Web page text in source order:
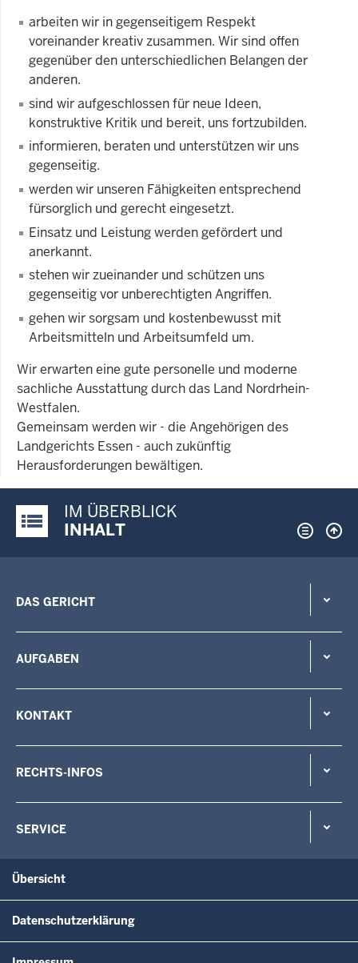
arbeiten wir in gegenseitigem Respekt
voreinander kreativ zusammen. Wir sind offen
gegenüber den unterschiedlichen Belangen der
anderen.
sind wir aufgeschlossen für neue Ideen,
konstruktive Kritik und bereit, uns fortzubilden.
informieren, beraten und unterstützen wir uns
gegenseitig.
werden wir unseren Fähigkeiten entsprechend
fürsorglich und gerecht eingesetzt.
Einsatz und Leistung werden gefördert und
anerkannt.
stehen wir zueinander und schützen uns
gegenseitig vor unberechtigten Angriffen.
gehen wir sorgsam und kostenbewusst mit
Arbeitsmitteln und Arbeitsumfeld um.
Wir erwarten eine gute personelle und moderne
sachliche Ausstattung durch das Land Nordrhein-
Westfalen.
Gemeinsam werden wir - die Angehörigen des
Landgerichts Essen - auch zukünftig
Herausforderungen bewältigen.
Justiz-Portal im Überblick:
IM ÜBERBLICK
INHALT
DAS GERICHT
AUFGABEN
KONTAKT
RECHTS-INFOS
SERVICE
Übersicht
Datenschutzerklärung